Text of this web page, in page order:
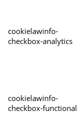
cookielawinfo-
checkbox-analytics
cookielawinfo-
checkbox-functional